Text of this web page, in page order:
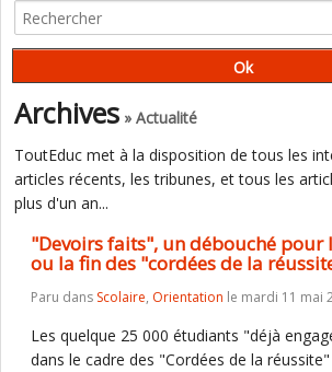
"CORDÉES DE LA RÉUSSITE" ?
Archives » Actualité
ToutEduc met à la disposition de tous les
articles récents, les tribunes, et tous les
plus d'un an...
"Devoirs faits", un débouché pour
ou la fin des "cordées de la
Paru dans Scolaire, Orientation le mardi 11 mai
Les quelque 25 000 étudiants "déjà
dans le cadre des "Cordées de la